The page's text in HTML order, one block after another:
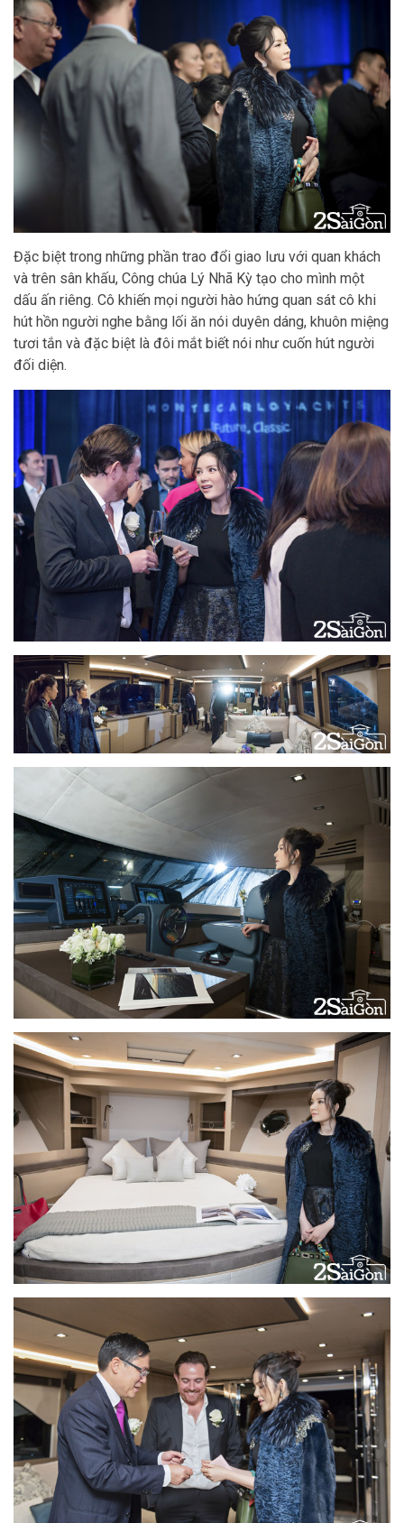
Đặc biệt trong những phần trao đổi giao lưu với quan khách
và trên sân khấu, Công chúa Lý Nhã Kỳ tạo cho mình một
dấu ấn riêng. Cô khiến mọi người hào hứng quan sát cô khi
hút hồn người nghe bằng lối ăn nói duyên dáng, khuôn miệng
tươi tắn và đặc biệt là đôi mắt biết nói như cuốn hút người
đối diện.